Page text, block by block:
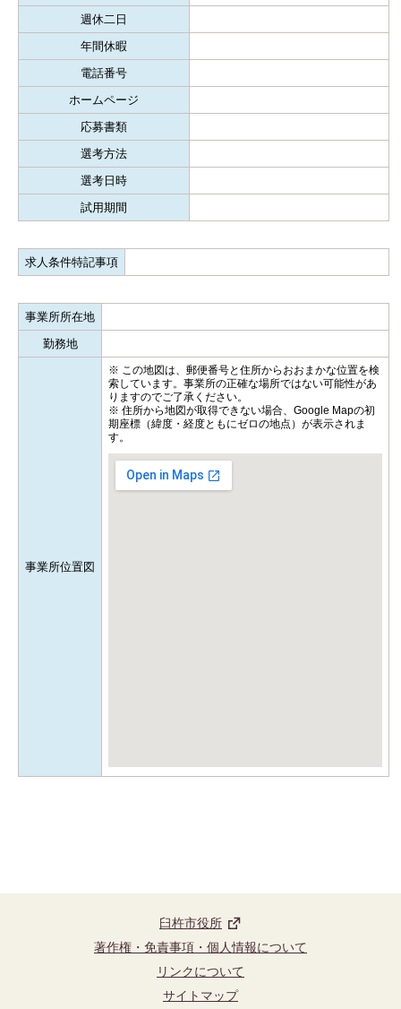
週休二日
年間休暇
電話番号
ホームページ
応募書類
選考方法
選考日時
試用期間
求人条件特記事項
事業所所在地
勤務地
事業所位置図
※ この地図は、郵便番号と住所からおおまかな位置を検
索しています。事業所の正確な場所ではない可能性があ
りますのでご了承ください。
※ 住所から地図が取得できない場合、Google Mapの初
期座標（緯度・経度ともにゼロの地点）が表示されま
す。
臼杵市役所
著作権・免責事項・個人情報について
リンクについて
サイトマップ